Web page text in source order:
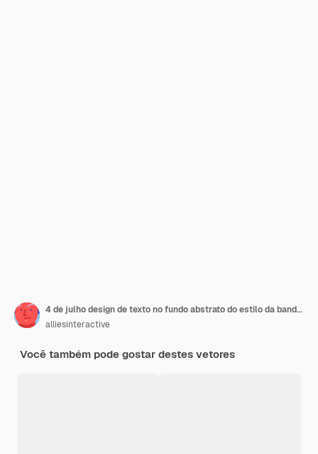
4 de julho design de texto no fundo abstrato do estilo da bandeira americana para a celebração do Dia da Independência.
alliesinteractive
Você também pode gostar destes vetores